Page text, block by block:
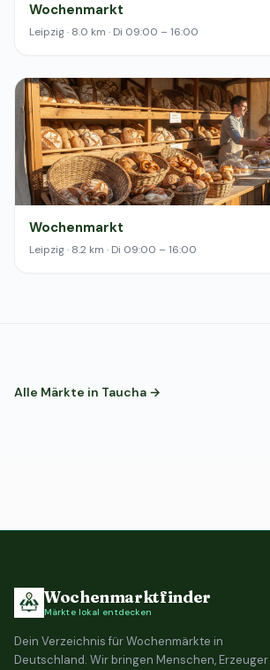
Wochenmarkt
Leipzig · 8.0 km · Di 09:00 – 16:00
Wochenmarkt
Leipzig · 8.2 km · Di 09:00 – 16:00
Alle Märkte in Taucha →
Wochenmarktfinder
Märkte lokal entdecken
Dein Verzeichnis für Wochenmärkte in
Deutschland. Wir bringen Menschen,